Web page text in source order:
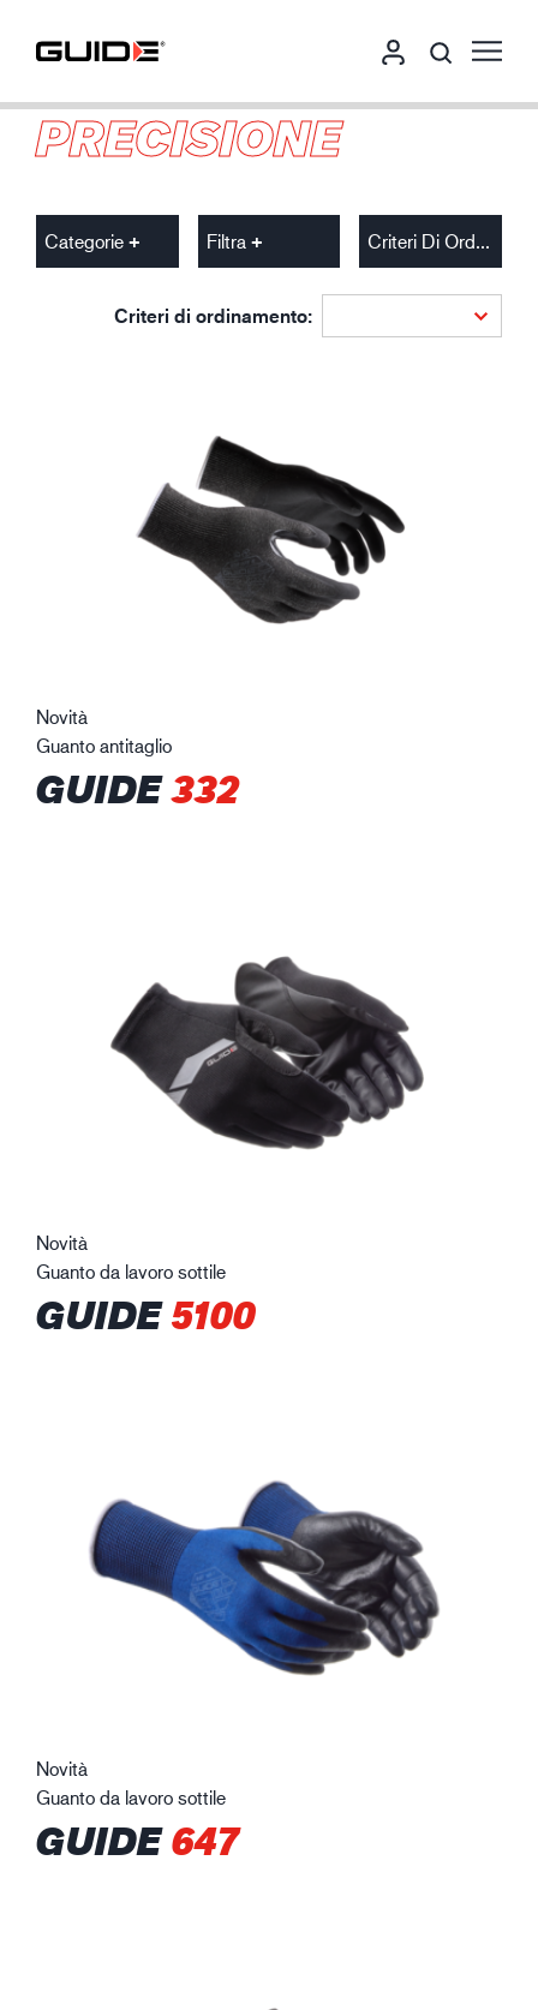
PRECISIONE
Categorie Filtra Criteri Di Ordinamento
Criteri di ordinamento:
Novità
Guanto antitaglio
GUIDE332
Novità
Guanto da lavoro sottile
GUIDE5100
Novità
Guanto da lavoro sottile
GUIDE647